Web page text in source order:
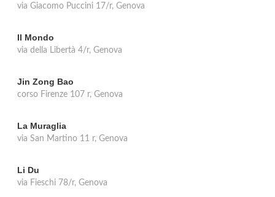
via Giacomo Puccini 17/r, Genova
Il Mondo
via della Libertà 4/r, Genova
Jin Zong Bao
corso Firenze 107 r, Genova
La Muraglia
via San Martino 11 r, Genova
Li Du
via Fieschi 78/r, Genova